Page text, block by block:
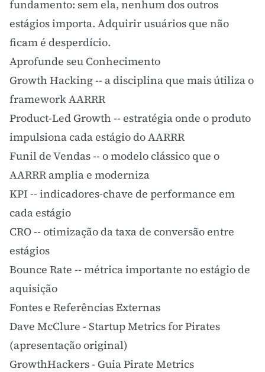
fundamento: sem ela, nenhum dos outros
estágios importa. Adquirir usuários que não
ficam é desperdício.
Aprofunde seu Conhecimento
Growth Hacking-- a disciplina que mais útiliza o
framework AARRR
Product-Led Growth -- estratégia onde o produto
impulsiona cada estágio do AARRR
Funil de Vendas-- o modelo clássico que o
AARRR amplia e moderniza
KPI -- indicadores-chave de performance em
cada estágio
CRO-- otimização da taxa de conversão entre
estágios
Bounce Rate -- métrica importante no estágio de
aquisição
Fontes e Referências Externas
Dave McClure - Startup Metrics for Pirates
(apresentação original)
GrowthHackers - Guia Pirate Metrics